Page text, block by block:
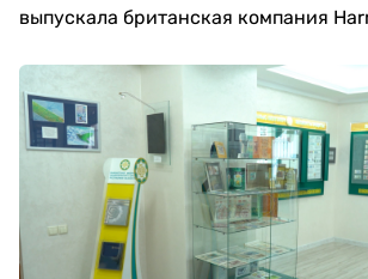
выпускала британская компания